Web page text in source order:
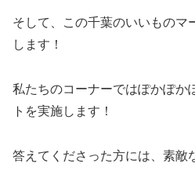
そして、この千葉のいいものマ
します！
私たちのコーナーではぽかぽか
トを実施します！
答えてくださった方には、素敵